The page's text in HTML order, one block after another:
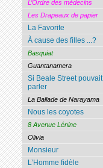
L’Ordre des médecins
Les Drapeaux de papier
La Favorite
À cause des filles ...?
Basquiat
Guantanamera
Si Beale Street pouvait
parler
La Ballade de Narayama
Nous les coyotes
8 Avenue Lénine
Olivia
Monsieur
L’Homme fidèle